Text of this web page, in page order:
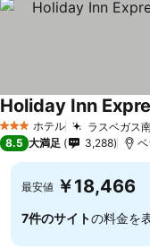
3 ホテルのランク
ホテル ラスベガス
8.5 大満足 3,288
最安値 ￥18,466
7件のサイトの料金を